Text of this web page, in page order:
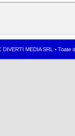
MEDIA SRL •